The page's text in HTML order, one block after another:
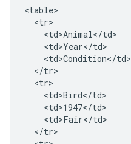
<table>
  <tr>
    <td>Animal</td>
    <td>Year</td>
    <td>Condition</td>
  </tr>
  <tr>
    <td>Bird</td>
    <td>1947</td>
    <td>Fair</td>
  </tr>